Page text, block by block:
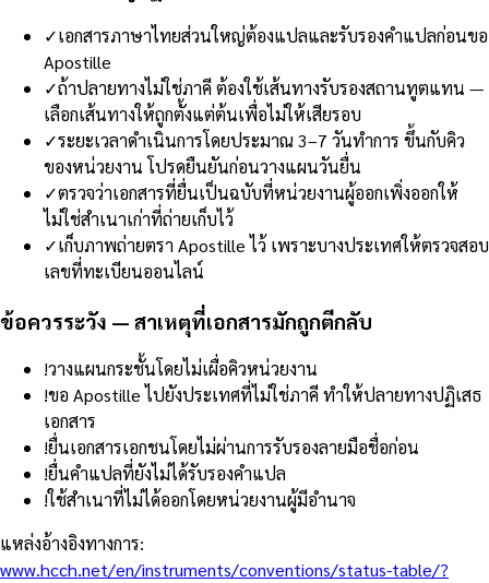
✓เอกสารภาษาไทยส่วนใหญ่ต้องแปลและรับรองคำแปลก่อนขอ
Apostille
✓ถ้าปลายทางไม่ใช่ภาคี ต้องใช้เส้นทางรับรองสถานทูตแทน —
เลือกเส้นทางให้ถูกตั้งแต่ต้นเพื่อไม่ให้เสียรอบ
✓ระยะเวลาดำเนินการโดยประมาณ 3–7 วันทำการ ขึ้นกับคิว
ของหน่วยงาน โปรดยืนยันก่อนวางแผนวันยื่น
✓ตรวจว่าเอกสารที่ยื่นเป็นฉบับที่หน่วยงานผู้ออกเพิ่งออกให้
ไม่ใช่สำเนาเก่าที่ถ่ายเก็บไว้
✓เก็บภาพถ่ายตรา Apostille ไว้ เพราะบางประเทศให้ตรวจสอบ
เลขที่ทะเบียนออนไลน์
ข้อควรระวัง — สาเหตุที่เอกสารมักถูกตีกลับ
!วางแผนกระชั้นโดยไม่เผื่อคิวหน่วยงาน
!ขอ Apostille ไปยังประเทศที่ไม่ใช่ภาคี ทำให้ปลายทางปฏิเสธ
เอกสาร
!ยื่นเอกสารเอกชนโดยไม่ผ่านการรับรองลายมือชื่อก่อน
!ยื่นคำแปลที่ยังไม่ได้รับรองคำแปล
!ใช้สำเนาที่ไม่ได้ออกโดยหน่วยงานผู้มีอำนาจ
แหล่งอ้างอิงทางการ:
www.hcch.net/en/instruments/conventions/status-table/?